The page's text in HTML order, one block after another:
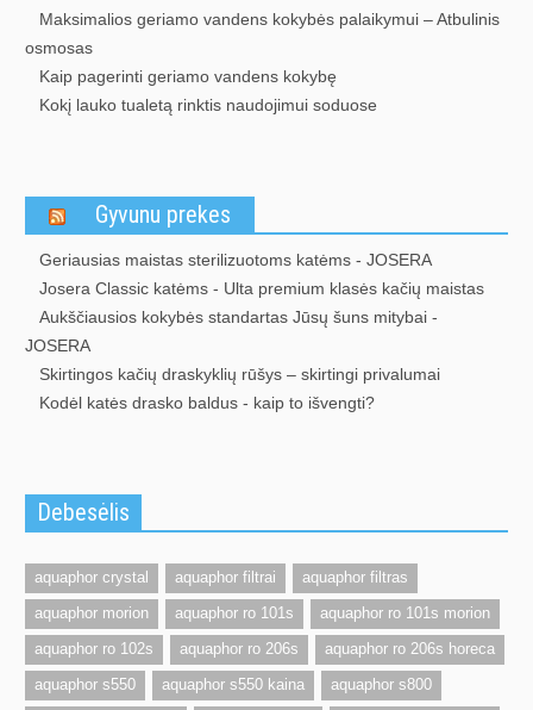
Maksimalios geriamo vandens kokybės palaikymui – Atbulinis
osmosas
Kaip pagerinti geriamo vandens kokybę
Kokį lauko tualetą rinktis naudojimui soduose
Gyvunu prekes
Geriausias maistas sterilizuotoms katėms - JOSERA
Josera Classic katėms - Ulta premium klasės kačių maistas
Aukščiausios kokybės standartas Jūsų šuns mitybai -
JOSERA
Skirtingos kačių draskyklių rūšys – skirtingi privalumai
Kodėl katės drasko baldus - kaip to išvengti?
Debesėlis
aquaphor crystal aquaphor filtrai
aquaphor filtras
aquaphor morion
aquaphor ro 101s
aquaphor ro 101s morion
aquaphor ro 102s
aquaphor ro 206s
aquaphor ro 206s horeca
aquaphor s550
aquaphor s550 kaina
aquaphor s800